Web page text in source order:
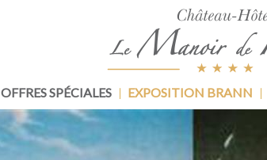
OFFRES SPÉCIALES EXPOSITION BRANN